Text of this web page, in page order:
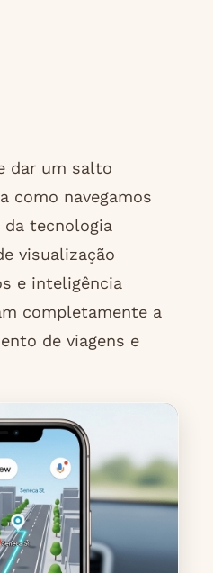
dar um salto
como navegamos
da tecnologia
visualização
e inteligência
completamente a
de viagens e